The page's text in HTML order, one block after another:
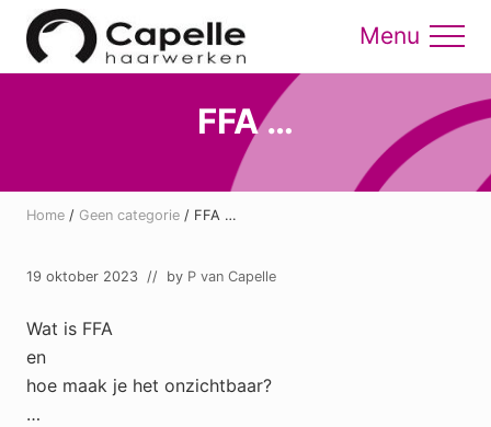
Menu
Skip
main
Skip
footer
Menu
FFA …
Home / Geen categorie / FFA …
19 oktober 2023 // by P van Capelle
Wat is FFA
en
hoe maak je het onzichtbaar?
…